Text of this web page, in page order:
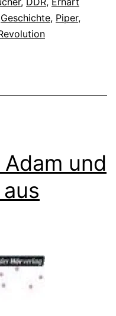
Geschichte, Piper,
und